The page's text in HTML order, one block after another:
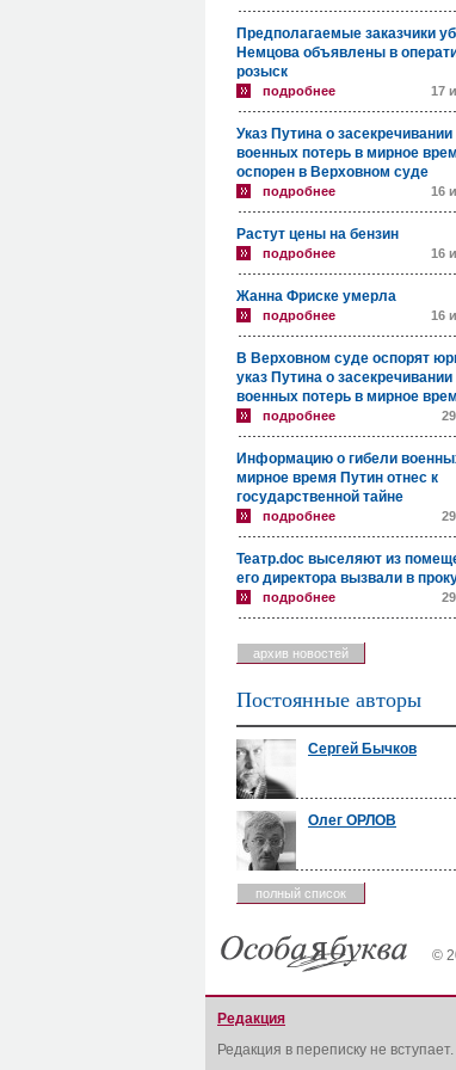
Предполагаемые заказчики
Немцова объявлены в
розыск
подробнее 17
Указ Путина о засекречивании
военных потерь в мирное
оспорен в Верховном суде
подробнее 16
Растут цены на бензин
подробнее 16
Жанна Фриске умерла
подробнее 16
В Верховном суде оспорят
указ Путина о засекречивании
военных потерь в мирное
подробнее
Информацию о гибели
мирное время Путин отнес к
государственной тайне
подробнее
Театр.doc выселяют из
его директора вызвали в
подробнее
архив новостей
Постоянные авторы
Сергей Бычков
Олег ОРЛОВ
полный список
©
Редакция
Редакция в переписку не